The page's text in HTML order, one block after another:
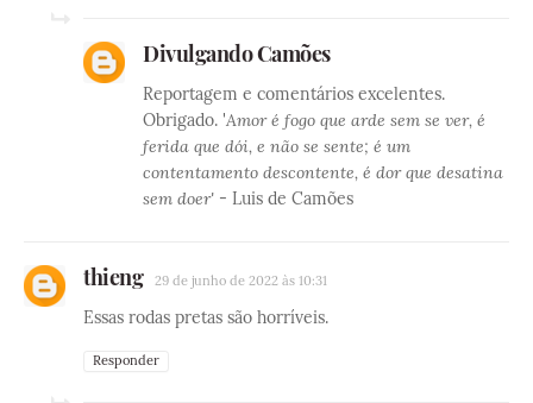
Divulgando Camões
Reportagem e comentários excelentes.
Obrigado. 'Amor é fogo que arde sem se ver, é
ferida que dói, e não se sente; é um
contentamento descontente, é dor que desatina
sem doer' - Luis de Camões
thieng 29 de junho de 2022 às 10:31
Essas rodas pretas são horríveis.
Responder